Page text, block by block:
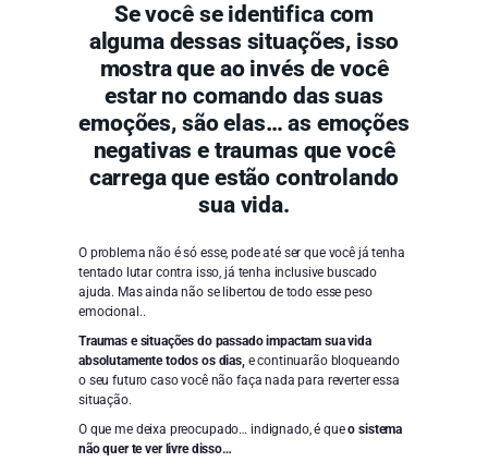
Se você se identifica com
alguma dessas situações, isso
mostra que ao invés de você
estar no comando das suas
emoções, são elas… as emoções
negativas e traumas que você
carrega que estão controlando
sua vida.
O problema não é só esse, pode até ser que você já tenha
tentado lutar contra isso, já tenha inclusive buscado
ajuda. Mas ainda não se libertou de todo esse peso
emocional..
Traumas e situações do passado impactam sua vida
absolutamente todos os dias,e continuarão bloqueando
o seu futuro caso você não faça nada para reverter essa
situação.
O que me deixa preocupado… indignado, é queo sistema
não quer te ver livre disso…